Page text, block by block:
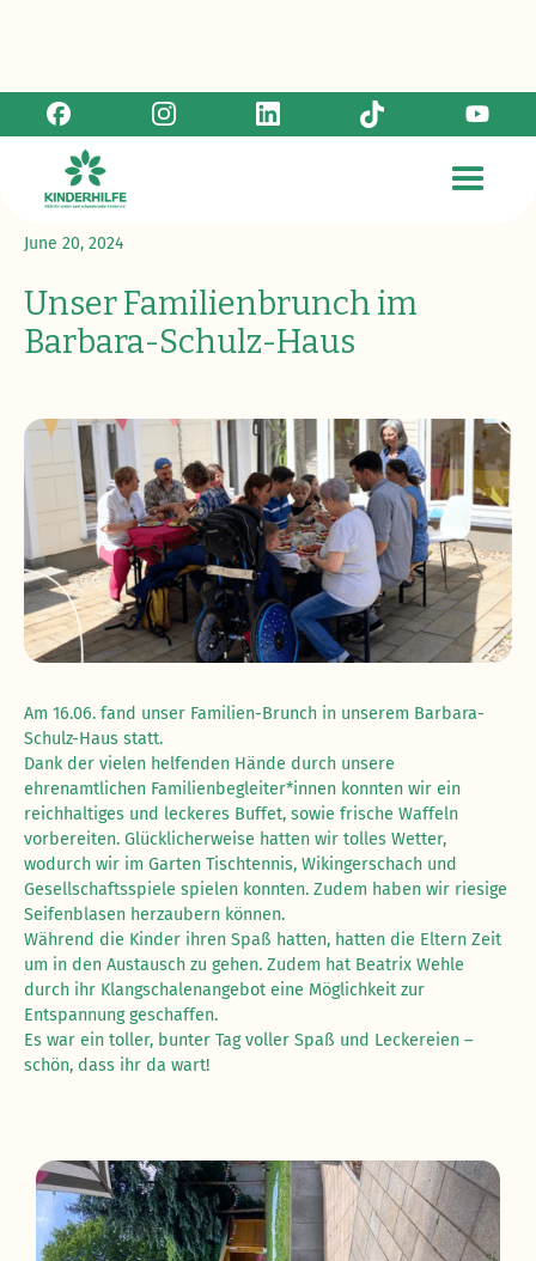
June 20, 2024
Unser Familienbrunch im
Barbara-Schulz-Haus
Am 16.06. fand unser Familien-Brunch in unserem Barbara-
Schulz-Haus statt.
Dank der vielen helfenden Hände durch unsere
ehrenamtlichen Familienbegleiter*innen konnten wir ein
reichhaltiges und leckeres Buffet, sowie frische Waffeln
vorbereiten. Glücklicherweise hatten wir tolles Wetter,
wodurch wir im Garten Tischtennis, Wikingerschach und
Gesellschaftsspiele spielen konnten. Zudem haben wir riesige
Seifenblasen herzaubern können.
Während die Kinder ihren Spaß hatten, hatten die Eltern Zeit
um in den Austausch zu gehen. Zudem hat Beatrix Wehle
durch ihr Klangschalenangebot eine Möglichkeit zur
Entspannung geschaffen.
Es war ein toller, bunter Tag voller Spaß und Leckereien –
schön, dass ihr da wart!